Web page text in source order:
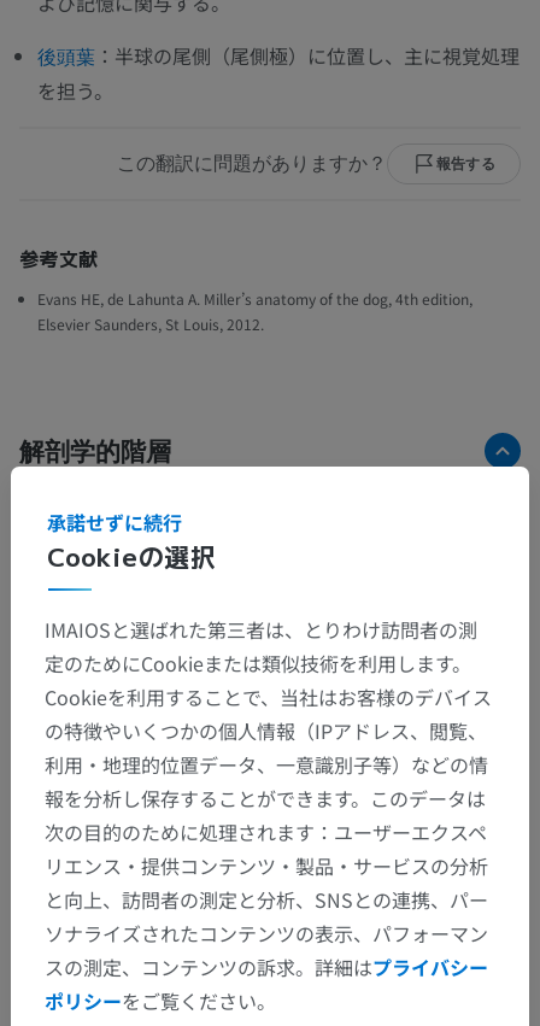
後頭葉 ：半球の尾側（尾側極）に位置し、主に視覚処理
を担う。
この翻訳に問題がありますか？ 報告する
参考文献
Evans HE, de Lahunta A. Miller’s anatomy of the dog, 4th edition,
Elsevier Saunders, St Louis, 2012.
解剖学的階層
獣医解剖学
神経系
大脳葉
下位構造：
前頭葉
後頭葉
頭頂葉
側頭葉
人間の比較解剖学
Cookieの選択
承諾せずに続行
IMAIOSと選ばれた第三者は、とりわけ訪問者の測
定のためにCookieまたは類似技術を利用します。
Cookieを利用することで、当社はお客様のデバイス
の特徴やいくつかの個人情報（IPアドレス、閲覧、
利用・地理的位置データ、一意識別子等）などの情
報を分析し保存することができます。このデータは
次の目的のために処理されます：ユーザーエクスペ
リエンス・提供コンテンツ・製品・サービスの分析
と向上、訪問者の測定と分析、SNSとの連携、パー
ソナライズされたコンテンツの表示、パフォーマン
スの測定、コンテンツの訴求。詳細はプライバシー
ポリシーをご覧ください。